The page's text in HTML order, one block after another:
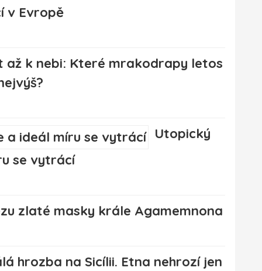
v Evropě
až k nebi: Které mrakodrapy letos
Utopický
se vytrácí
zlaté masky krále Agamemnona
hrozba na Sicílii. Etna nehrozí jen